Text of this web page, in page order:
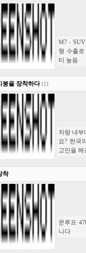
M7 -
형 수출로
티 높음
붕을 장착하다 [1]
차량 내
요? 한국
고민을 해
착
문루프
니다